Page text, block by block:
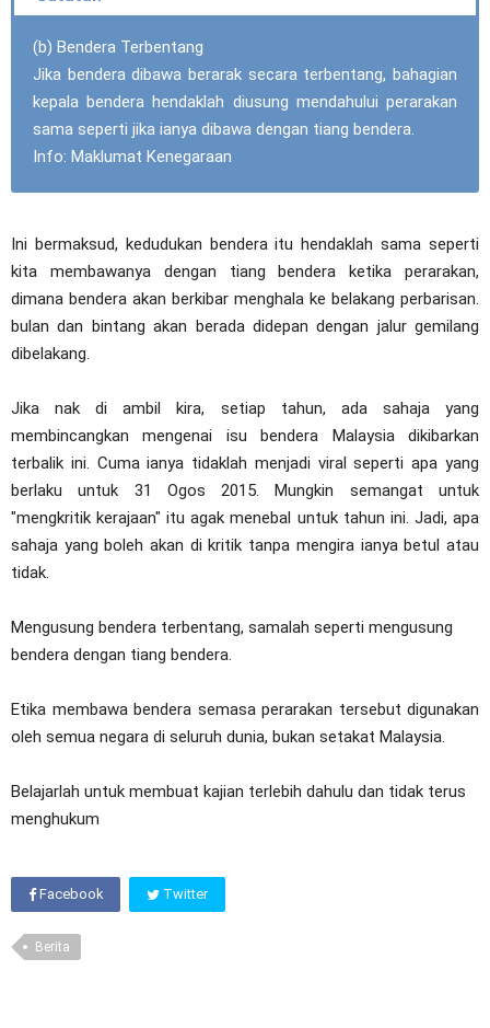
(b) Bendera Terbentang
Jika bendera dibawa berarak secara terbentang, bahagian
kepala bendera hendaklah diusung mendahului perarakan
sama seperti jika ianya dibawa dengan tiang bendera.
Info: Maklumat Kenegaraan
Ini bermaksud, kedudukan bendera itu hendaklah sama seperti
kita membawanya dengan tiang bendera ketika perarakan,
dimana bendera akan berkibar menghala ke belakang perbarisan.
bulan dan bintang akan berada didepan dengan jalur gemilang
dibelakang.
Jika nak di ambil kira, setiap tahun, ada sahaja yang
membincangkan mengenai isu bendera Malaysia dikibarkan
terbalik ini. Cuma ianya tidaklah menjadi viral seperti apa yang
berlaku untuk 31 Ogos 2015. Mungkin semangat untuk
"mengkritik kerajaan" itu agak menebal untuk tahun ini. Jadi, apa
sahaja yang boleh akan di kritik tanpa mengira ianya betul atau
tidak.
Mengusung bendera terbentang, samalah seperti mengusung
bendera dengan tiang bendera.
Etika membawa bendera semasa perarakan tersebut digunakan
oleh semua negara di seluruh dunia, bukan setakat Malaysia.
Belajarlah untuk membuat kajian terlebih dahulu dan tidak terus
menghukum
Facebook Twitter
Berita